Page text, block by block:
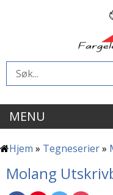
MENU
Hjem » Tegneserier»
Molang